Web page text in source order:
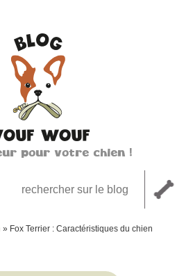
pour votre chien !
» Fox Terrier : Caractéristiques du chien